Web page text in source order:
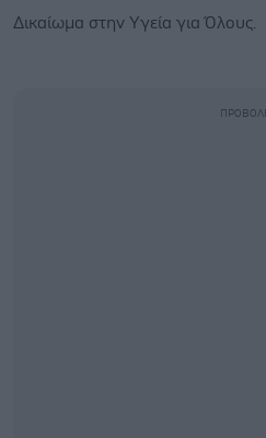
Δικαίωμα στην Υγεία για Όλους.